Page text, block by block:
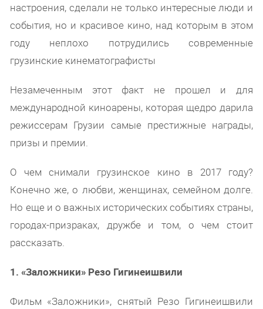
настроения, сделали не только интересные люди и
события, но и красивое кино, над которым в этом
году неплохо потрудились современные
грузинские кинематографисты
Незамеченным этот факт не прошел и для
международной киноарены, которая щедро дарила
режиссерам Грузии самые престижные награды,
призы и премии.
О чем снимали грузинское кино в 2017 году?
Конечно же, о любви, женщинах, семейном долге.
Но еще и о важных исторических событиях страны,
городах-призраках, дружбе и том, о чем стоит
рассказать.
1. «Заложники» Резо Гигинеишвили
Фильм «Заложники», снятый Резо Гигинеишвили